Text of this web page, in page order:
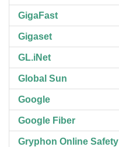
GigaFast
Gigaset
GL.iNet
Global Sun
Google
Google Fiber
Gryphon Online Safety